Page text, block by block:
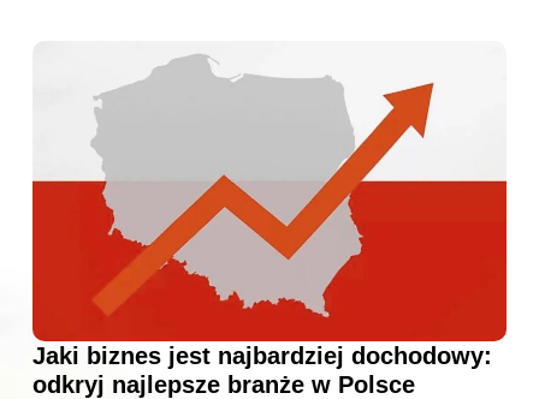
Jaki biznes jest najbardziej dochodowy:
odkryj najlepsze branże w Polsce